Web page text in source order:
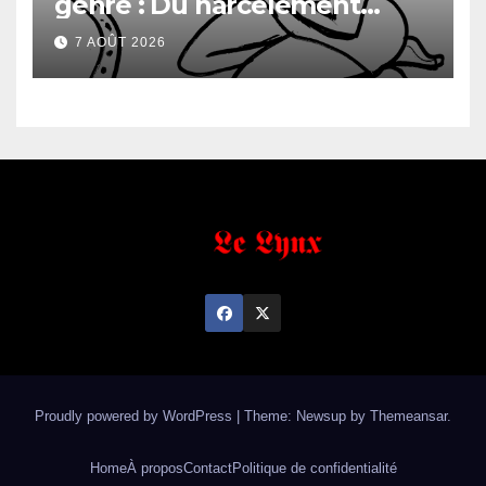
sexuel
7 AOÛT 2026
Proudly powered by WordPress Theme: Newsup by Themeansar.
HomeÀ proposContactPolitique de confidentialité